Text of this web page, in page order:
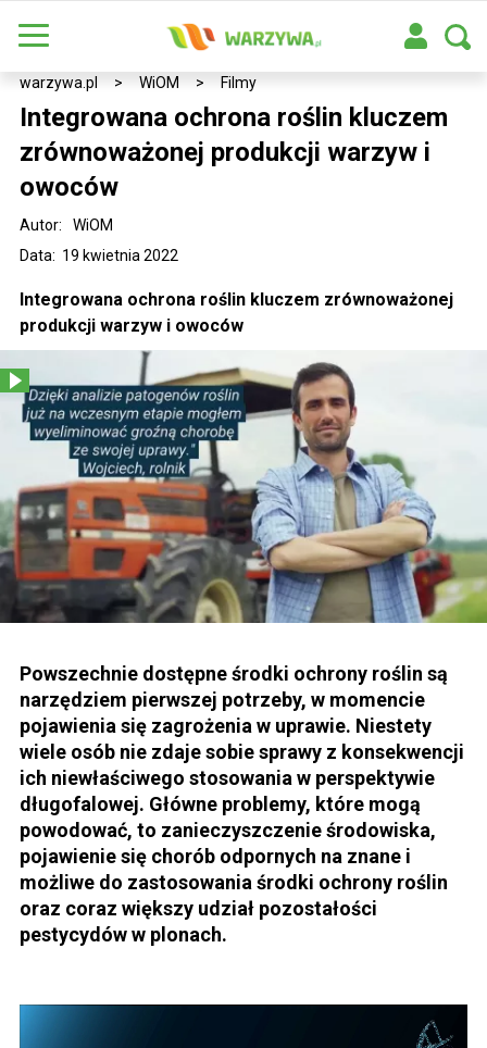
warzywa.pl > WiOM > Filmy
Integrowana ochrona roślin kluczem
zrównoważonej produkcji warzyw i
owoców
Data: 19 kwietnia 2022
Autor: WiOM
Integrowana ochrona roślin kluczem zrównoważonej
produkcji warzyw i owoców
Powszechnie dostępne środki ochrony roślin są
narzędziem pierwszej potrzeby, w momencie
pojawienia się zagrożenia w uprawie. Niestety
wiele osób nie zdaje sobie sprawy z konsekwencji
ich niewłaściwego stosowania w perspektywie
długofalowej. Główne problemy, które mogą
powodować, to zanieczyszczenie środowiska,
pojawienie się chorób odpornych na znane i
możliwe do zastosowania środki ochrony roślin
oraz coraz większy udział pozostałości
pestycydów w plonach.